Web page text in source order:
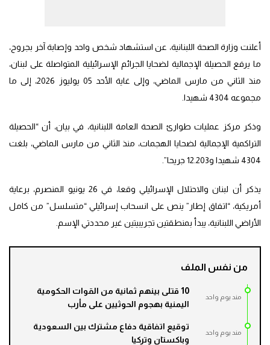
أعلنت وزارة الصحة اللبنانية، عن استشهاد شخص واحد وإصابة آخر بجروح،
ما يرفع الحصيلة الإجمالية لضحايا الجرائم الإسرائيلية المتواصلة على لبنان،
منذ الثاني من مارس الماضي، وإلى غاية الأحد 05 يوليوز 2026، إلى ما
مجموعه 4304 شهيدا.
وذكر مركز عمليات طوارئ الصحة العامة اللبنانية، في بيان، أن “الحصيلة
التراكمية الإجمالية لضحايا الهجمات، منذ الثاني من مارس الماضي، بلغت
4304 شهيدا و12.203 جريحا”.
يذكر أن لبنان والاحتلال الإسرائيلي وقعا، في 26 يونيو المنصرم، برعاية
أمريكية، “اتفاق إطار” ينص على انسحاب إسرائيلي “متسلسل” من كامل
الأراضي اللبنانية، يبدأ بمنطقتين تجريبيتين غير محددتي الإسم.
من نفس الملف
مند يوم واحد
10 قتلى بينهم ثمانية من القوات الحكومية
اليمنية بهجوم الحوثيين على مأرب
مند يوم واحد
توقيع اتفاقية دفاع مشترك بين السعودية
وباكستان وتركيا